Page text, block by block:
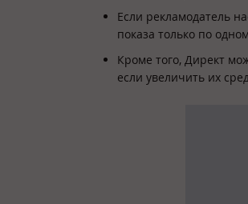
Если рекламодатель
показа только по
Кроме того, Директ
если увеличить их